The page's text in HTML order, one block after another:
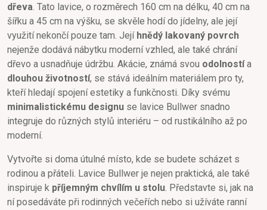
dřeva . Tato lavice, o rozměrech 160 cm na délku, 40 cm na
šířku a 45 cm na výšku, se skvěle hodí do jídelny, ale její
využití nekončí pouze tam. Její hnědý lakovaný povrch
nejenže dodává nábytku moderní vzhled, ale také chrání
dřevo a usnadňuje údržbu. Akácie, známá svou odolnostía
dlouhou životností, se stává ideálním materiálem pro ty,
kteří hledají spojení estetiky a funkčnosti. Díky svému
minimalistickému designu se lavice Bullwer snadno
integruje do různých stylů interiéru – od rustikálního až po
moderní.
Vytvořte si doma útulné místo, kde se budete scházet s
rodinou a přáteli. Lavice Bullwer je nejen praktická, ale také
inspiruje k příjemným chvílím u stolu . Představte si, jak na
ní posedáváte při rodinných večeřích nebo si užíváte ranní